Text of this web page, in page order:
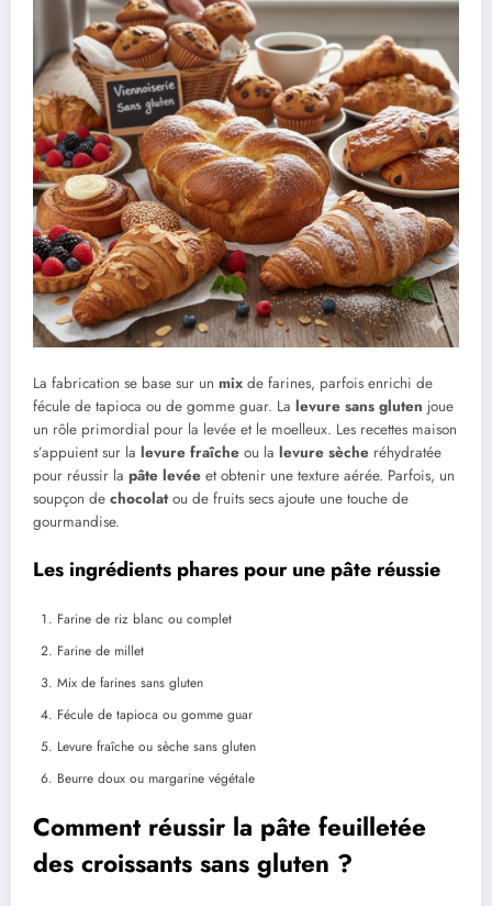
La fabrication se base sur un mix de farines, parfois enrichi de
fécule de tapioca ou de gomme guar. La levure sans gluten joue
un rôle primordial pour la levée et le moelleux. Les recettes maison
s’appuient sur la levure fraîche ou la levure sèche réhydratée
pour réussir la pâte levée et obtenir une texture aérée. Parfois, un
soupçon de chocolatou de fruits secs ajoute une touche de
gourmandise.
Les ingrédients phares pour une pâte réussie
Farine de riz blanc ou complet
Farine de millet
Mix de farines sans gluten
Fécule de tapioca ou gomme guar
Levure fraîche ou sèche sans gluten
Beurre doux ou margarine végétale
Comment réussir la pâte feuilletée
des croissants sans gluten ?